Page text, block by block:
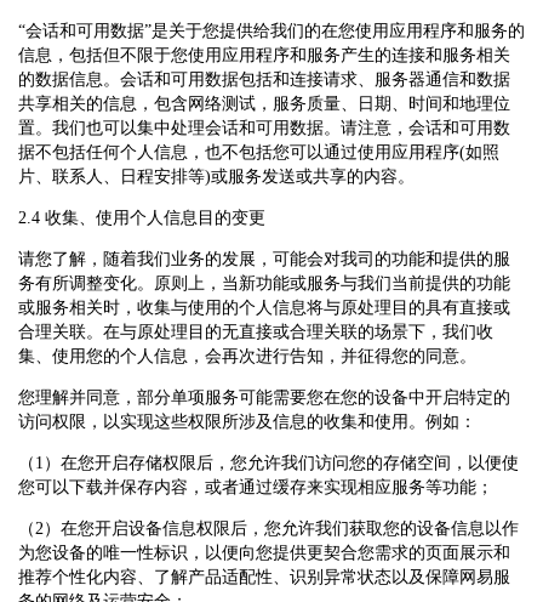
“会话和可用数据”是关于您提供给我们的在您使用应用程序和服务的
信息，包括但不限于您使用应用程序和服务产生的连接和服务相关
的数据信息。会话和可用数据包括和连接请求、服务器通信和数据
共享相关的信息，包含网络测试，服务质量、日期、时间和地理位
置。我们也可以集中处理会话和可用数据。请注意，会话和可用数
据不包括任何个人信息，也不包括您可以通过使用应用程序(如照
片、联系人、日程安排等)或服务发送或共享的内容。
2.4 收集、使用个人信息目的变更
请您了解，随着我们业务的发展，可能会对我司的功能和提供的服
务有所调整变化。原则上，当新功能或服务与我们当前提供的功能
或服务相关时，收集与使用的个人信息将与原处理目的具有直接或
合理关联。在与原处理目的无直接或合理关联的场景下，我们收
集、使用您的个人信息，会再次进行告知，并征得您的同意。
您理解并同意，部分单项服务可能需要您在您的设备中开启特定的
访问权限，以实现这些权限所涉及信息的收集和使用。例如：
（1）在您开启存储权限后，您允许我们访问您的存储空间，以便使
您可以下载并保存内容，或者通过缓存来实现相应服务等功能；
（2）在您开启设备信息权限后，您允许我们获取您的设备信息以作
为您设备的唯一性标识，以便向您提供更契合您需求的页面展示和
推荐个性化内容、了解产品适配性、识别异常状态以及保障网易服